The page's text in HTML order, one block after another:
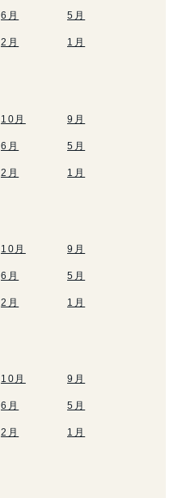
6月 5月
2月 1月
10月 9月
6月 5月
2月 1月
10月 9月
6月 5月
2月 1月
10月 9月
6月 5月
2月 1月